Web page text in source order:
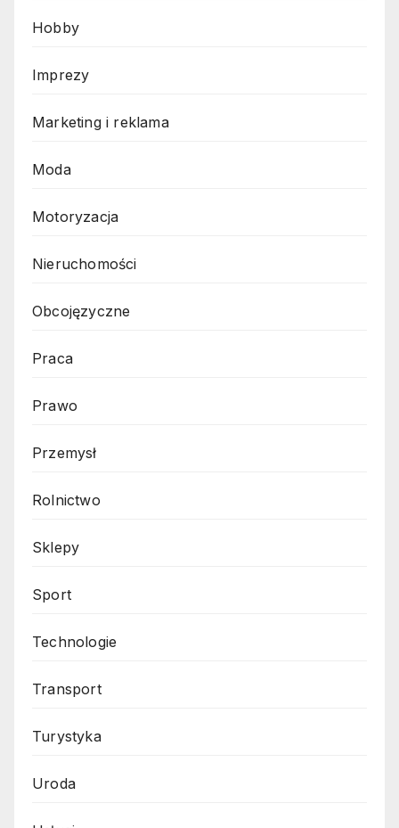
Hobby
Imprezy
Marketing i reklama
Moda
Motoryzacja
Nieruchomości
Obcojęzyczne
Praca
Prawo
Przemysł
Rolnictwo
Sklepy
Sport
Technologie
Transport
Turystyka
Uroda